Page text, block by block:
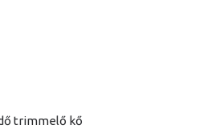
trimmelő kő